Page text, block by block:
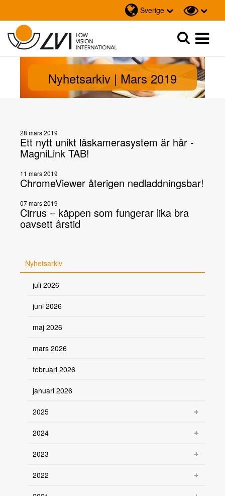
Sverige
Sök
Nyhetsarkiv | Mars 2019
28 mars 2019
Ett nytt unikt läskamerasystem är här -
MagniLink TAB!
11 mars 2019
ChromeViewer återigen nedladdningsbar!
07 mars 2019
Cirrus – käppen som fungerar lika bra
oavsett årstid
Nyhetsarkiv
juli 2026
juni 2026
maj 2026
mars 2026
februari 2026
januari 2026
2025
2024
2023
2022